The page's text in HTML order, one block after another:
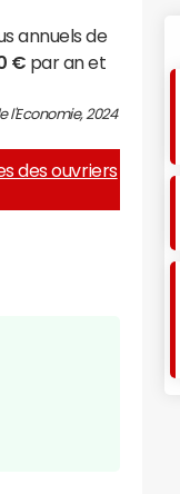
annuels de
€ par an et
l'Economie, 2024
des ouvriers